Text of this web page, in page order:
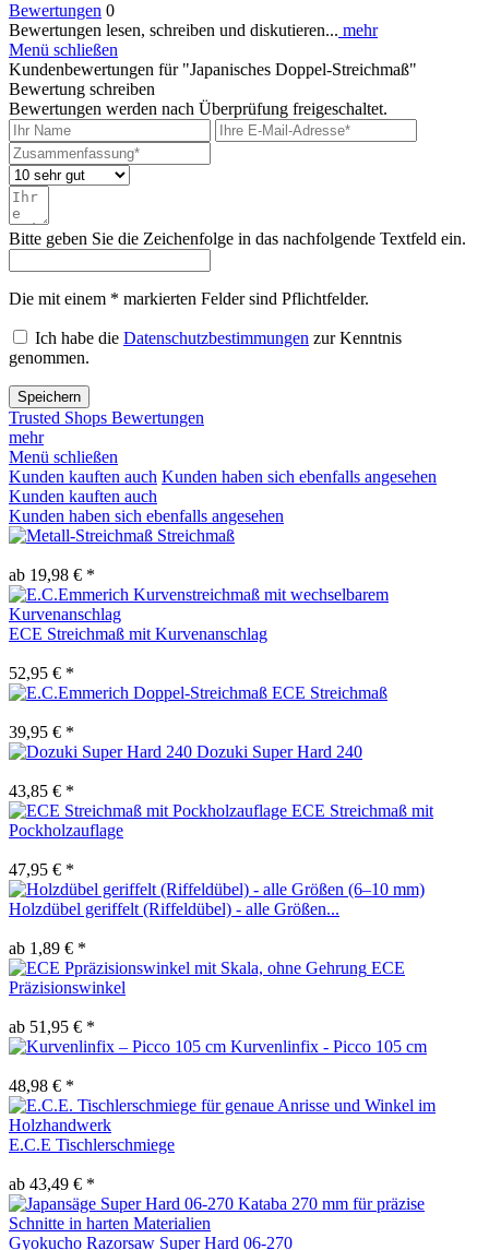
Bewertungen 0
Bewertungen lesen, schreiben und diskutieren... mehr
Menü schließen
Kundenbewertungen für "Japanisches Doppel-Streichmaß"
Bewertung schreiben
Bewertungen werden nach Überprüfung freigeschaltet.
Bitte geben Sie die Zeichenfolge in das nachfolgende Textfeld ein.
Die mit einem * markierten Felder sind Pflichtfelder.
Ich habe die Datenschutzbestimmungen zur Kenntnis
genommen.
Speichern
Trusted Shops Bewertungen
mehr
Menü schließen
Kunden kauften auch Kunden haben sich ebenfalls angesehen
Kunden kauften auch
Kunden haben sich ebenfalls angesehen
Streichmaß
ab 19,98 € *
ECE Streichmaß mit Kurvenanschlag
52,95 € *
ECE Streichmaß
39,95 € *
Dozuki Super Hard 240
43,85 € *
ECE Streichmaß mit
Pockholzauflage
47,95 € *
Holzdübel geriffelt (Riffeldübel) - alle Größen...
ab 1,89 € *
ECE
Präzisionswinkel
ab 51,95 € *
Kurvenlinfix - Picco 105 cm
48,98 € *
E.C.E Tischlerschmiege
ab 43,49 € *
Gyokucho Razorsaw Super Hard 06-270